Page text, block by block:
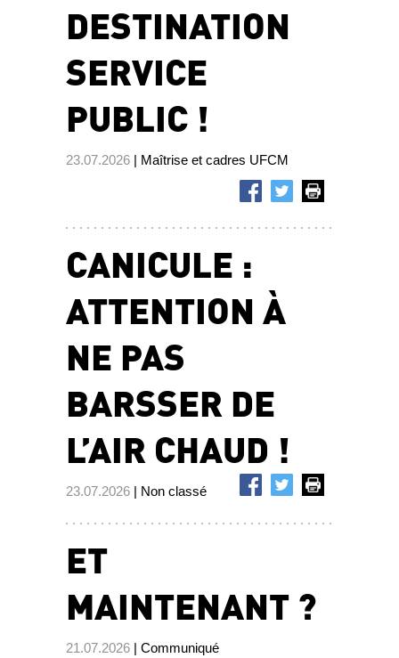
DESTINATION
SERVICE
PUBLIC !
23.07.2026 | Maîtrise et cadres UFCM
CANICULE :
ATTENTION À
NE PAS
BARSSER DE
L’AIR CHAUD !
23.07.2026 | Non classé
ET
MAINTENANT ?
21.07.2026 | Communiqué